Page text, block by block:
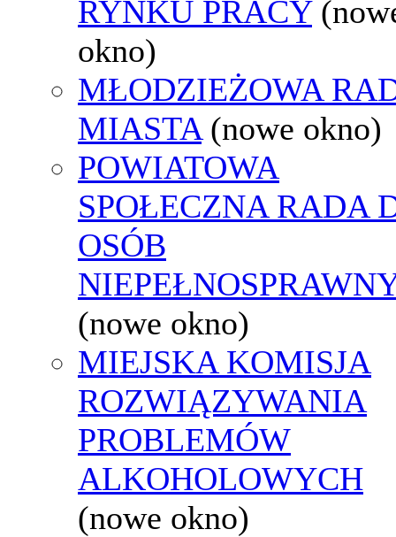
RYNKU PRACY
okno)
MŁODZIEŻOWA
MIASTA (nowe okno)
POWIATOWA
SPOŁECZNA RADA
OSÓB
(nowe okno)
MIEJSKA KOMISJA
ROZWIĄZYWANIA
PROBLEMÓW
ALKOHOLOWYCH
(nowe okno)